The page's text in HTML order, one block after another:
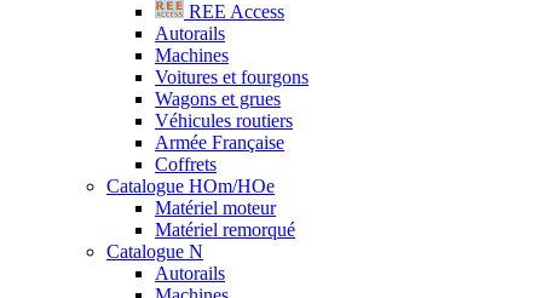
REE Access
Autorails
Machines
Voitures et fourgons
Wagons et grues
Véhicules routiers
Armée Française
Coffrets
Catalogue HOm/HOe
Matériel moteur
Matériel remorqué
Catalogue N
Autorails